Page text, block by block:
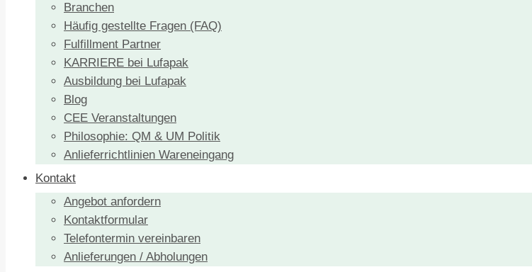
Branchen
Häufig gestellte Fragen (FAQ)
Fulfillment Partner
KARRIERE bei Lufapak
Ausbildung bei Lufapak
Blog
CEE Veranstaltungen
Philosophie: QM & UM Politik
Anlieferrichtlinien Wareneingang
Kontakt
Angebot anfordern
Kontaktformular
Telefontermin vereinbaren
Anlieferungen / Abholungen